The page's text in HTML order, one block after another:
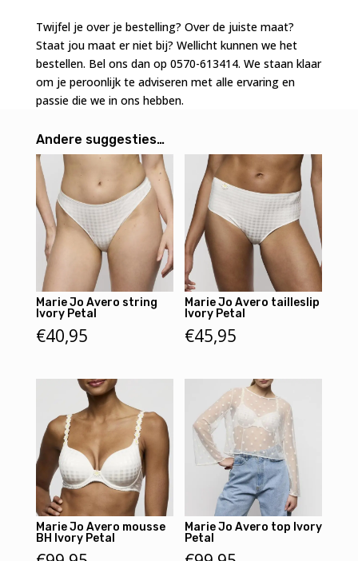
aantal
Twijfel je over je bestelling? Over de juiste maat?
Staat jou maat er niet bij? Wellicht kunnen we het
bestellen. Bel ons dan op 0570-613414. We staan klaar
om je peroonlijk te adviseren met alle ervaring en
passie die we in ons hebben.
Andere suggesties…
Marie Jo Avero string
Ivory Petal
€40,95
Marie Jo Avero tailleslip
Ivory Petal
€45,95
Marie Jo Avero mousse
BH Ivory Petal
Marie Jo Avero top Ivory
Petal